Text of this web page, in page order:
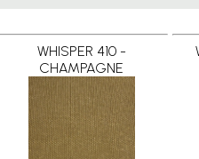
WHISPER 410 -
CHAMPAGNE